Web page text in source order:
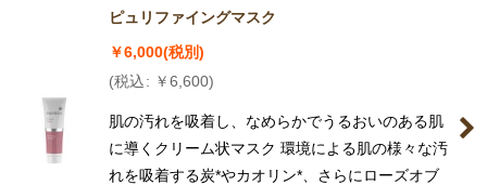
ピュリファイングマスク
￥6,000(税別)
(税込: ￥6,600)
肌の汚れを吸着し、なめらかでうるおいのある肌
に導くクリーム状マスク 環境による肌の様々な汚
れを吸着する炭*やカオリン*、さらにローズオブ